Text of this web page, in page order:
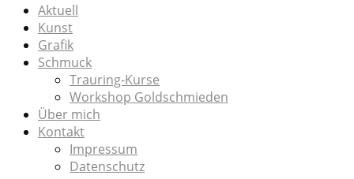
Aktuell
Kunst
Grafik
Schmuck
Trauring-Kurse
Workshop Goldschmieden
Über mich
Kontakt
Impressum
Datenschutz